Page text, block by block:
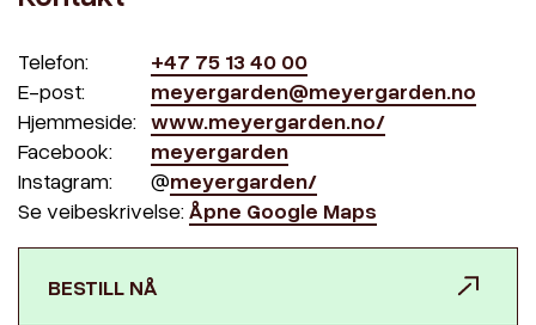
Telefon:
+47 75 13 40 00
E-post:
meyergarden@meyergarden.no
Hjemmeside: www.meyergarden.no/
Facebook:
meyergarden
Instagram:
@meyergarden/
Se veibeskrivelse: Åpne Google Maps
BESTILL NÅ